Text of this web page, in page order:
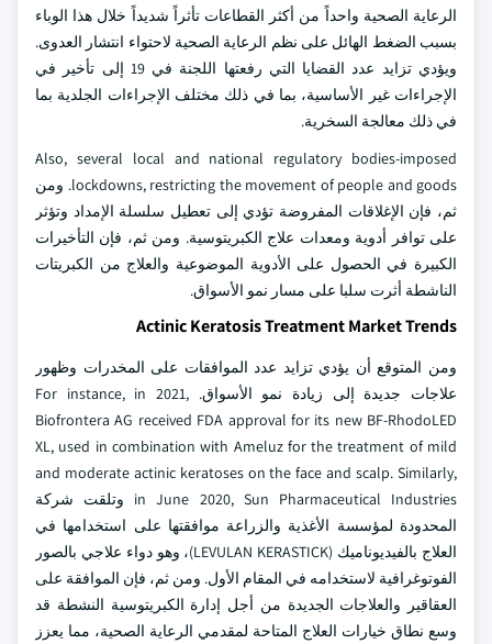
الرعاية الصحية واحداً من أكثر القطاعات تأثراً شديداً خلال هذا الوباء
بسبب الضغط الهائل على نظم الرعاية الصحية لاحتواء انتشار العدوى.
ويؤدي تزايد عدد القضايا التي رفعتها اللجنة في 19 إلى تأخير في
الإجراءات غير الأساسية، بما في ذلك مختلف الإجراءات الجلدية بما
في ذلك معالجة السخرية.
Also, several local and national regulatory bodies-imposed
lockdowns, restricting the movement of people and goods. ومن
ثم، فإن الإغلاقات المفروضة تؤدي إلى تعطيل سلسلة الإمداد وتؤثر
على توافر أدوية ومعدات علاج الكبريتوسية. ومن ثم، فإن التأخيرات
الكبيرة في الحصول على الأدوية الموضوعية والعلاج من الكبريتات
الناشطة أثرت سلبا على مسار نمو الأسواق.
Actinic Keratosis Treatment Market Trends
ومن المتوقع أن يؤدي تزايد عدد الموافقات على المخدرات وظهور
علاجات جديدة إلى زيادة نمو الأسواق. For instance, in 2021,
Biofrontera AG received FDA approval for its new BF-RhodoLED
XL, used in combination with Ameluz for the treatment of mild
and moderate actinic keratoses on the face and scalp. Similarly,
in June 2020, Sun Pharmaceutical Industries وتلقت شركة
المحدودة لمؤسسة الأغذية والزراعة موافقتها على استخدامها في
العلاج بالفيديوناميك (LEVULAN KERASTICK)، وهو دواء علاجي بالصور
الفوتوغرافية لاستخدامه في المقام الأول. ومن ثم، فإن الموافقة على
العقاقير والعلاجات الجديدة من أجل إدارة الكبريتوسية النشطة قد
وسع نطاق خيارات العلاج المتاحة لمقدمي الرعاية الصحية، مما يعزز